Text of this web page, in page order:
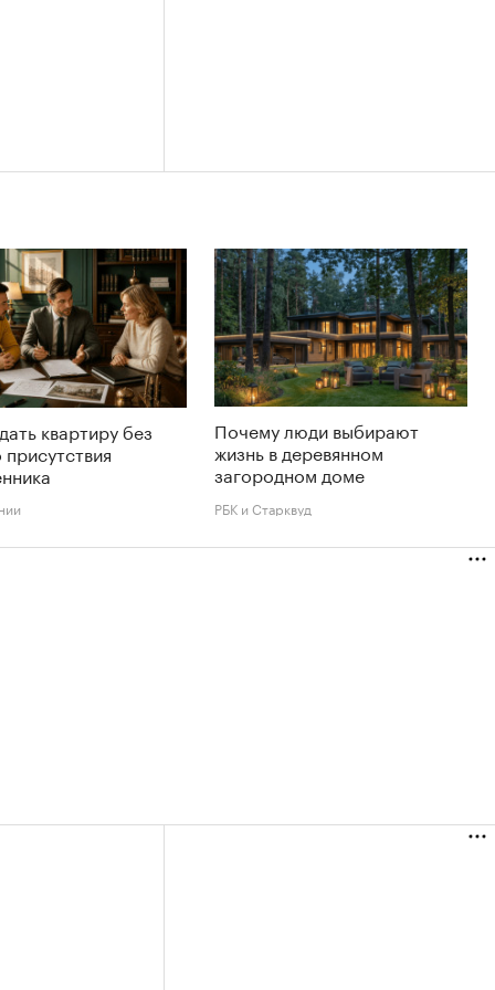
квартиру без
Почему люди выбирают
жизнь в деревянном
загородном доме
РБК и Старквуд